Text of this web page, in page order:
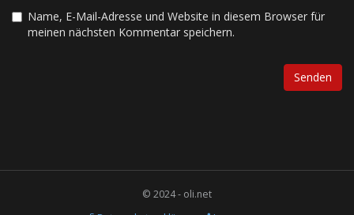
Name, E-Mail-Adresse und Website in diesem Browser für
meinen nächsten Kommentar speichern.
© 2024 - oli.net